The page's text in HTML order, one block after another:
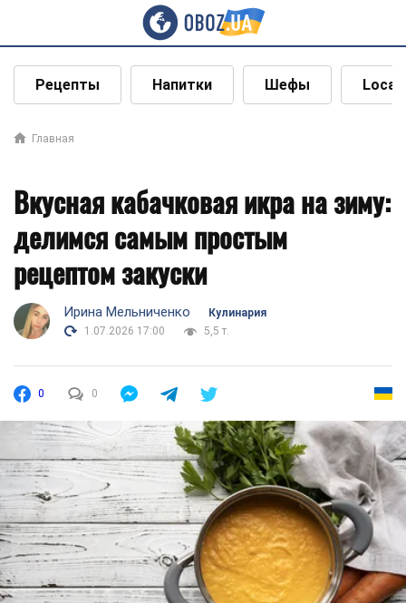
Рецепты Напитки Шефы Local
Главная
Вкусная кабачковая икра на зиму:
делимся самым простым
рецептом закуски
Ирина Мельниченко
Кулинария
1.07.2026 17:00
5,5 т.
0 0